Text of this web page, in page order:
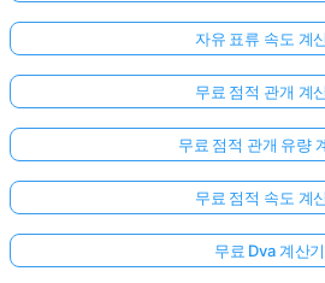
자유 표류 속도 계
무료 점적 관개 계
무료 점적 관개 유량
무료 점적 속도 계
무료 Dva 계산기